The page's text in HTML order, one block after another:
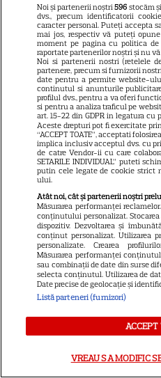
7
Rider
a
DISNEY
Prada
Meryl
9
VEDETE
Meryl
Prada
Tom
Noi și partenerii noștri596 stocăm
dvs., precum identificatorii
caracter personal. Puteți accepta
mai jos, respectiv vă puteți
moment pe pagina cu politica
raportate partenerilor noștri și nu
Noi si partenerii nostri (retelele
partenere, precum si furnizorii
date pentru a permite website-
continutul si anunturile
profilul dvs., pentru a va oferi
si pentru a analiza traficul pe
art. 15-22 din GDPR in legatura cu
Aceste drepturi pot fi exercitate
“ACCEPT TOATE”, acceptati
implica inclusiv acceptul dvs. cu
de catre Vendor-ii cu care
SETARILE INDIVIDUAL” puteti
putin cele legate de cookie strict
ului.
Atât noi, cât și partenerii noștri
Măsurarea performanței
conținutului personalizat.
dispozitiv. Dezvoltarea și
conținut personalizat. Utilizarea
personalizate. Crearea
Măsurarea performanței
sau combinații de date din surse
selecta conținutul. Utilizarea de
Date precise de geolocație și
Listă parteneri (furnizori)
ACCEPT
VREAU SA MODIFIC